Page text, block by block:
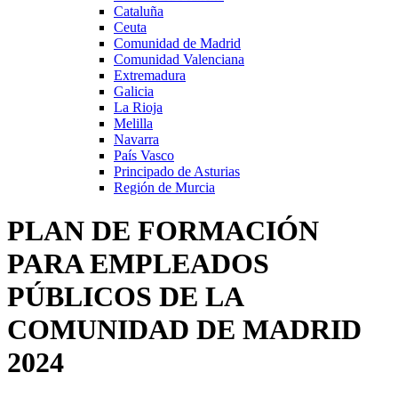
Cataluña
Ceuta
Comunidad de Madrid
Comunidad Valenciana
Extremadura
Galicia
La Rioja
Melilla
Navarra
País Vasco
Principado de Asturias
Región de Murcia
PLAN DE FORMACIÓN
PARA EMPLEADOS
PÚBLICOS DE LA
COMUNIDAD DE MADRID
2024